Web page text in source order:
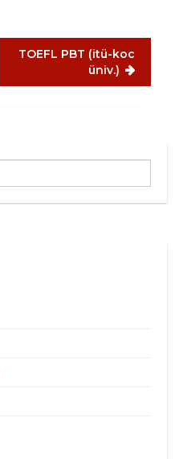
TOEFL PBT (itü-koc
üniv.)